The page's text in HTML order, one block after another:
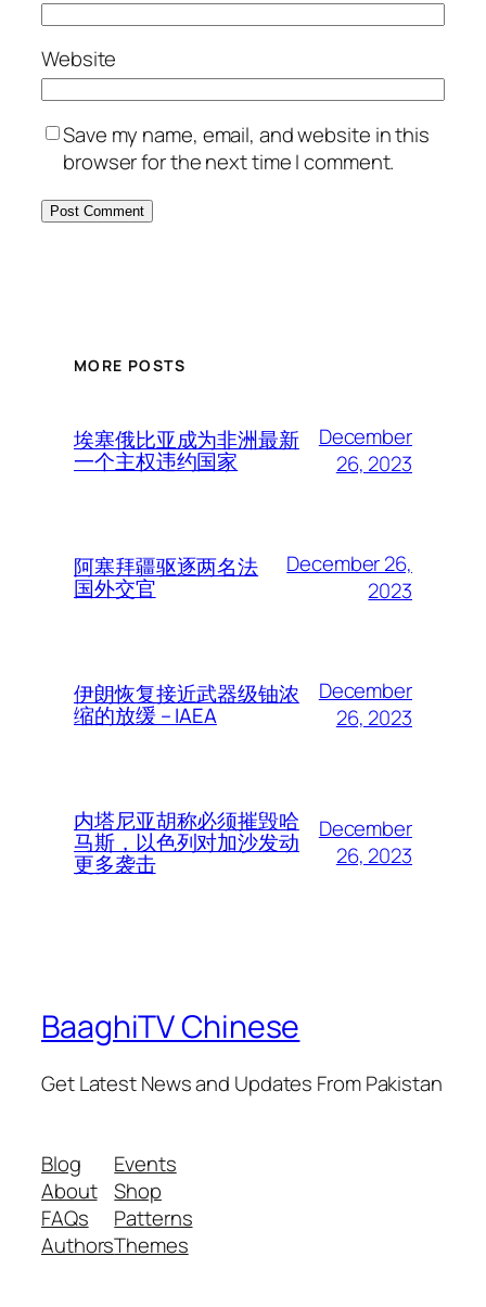
Website
Save my name, email, and website in this
browser for the next time I comment.
MORE POSTS
埃塞俄比亚成为非洲最新
一个主权违约国家
December
26, 2023
阿塞拜疆驱逐两名法
国外交官
December 26,
2023
伊朗恢复接近武器级铀浓
缩的放缓 – IAEA
December
26, 2023
内塔尼亚胡称必须摧毁哈
马斯，以色列对加沙发动
更多袭击
December
26, 2023
BaaghiTV Chinese
Get Latest News and Updates From Pakistan
Blog
About
FAQs
Authors
Events
Shop
Patterns
Themes